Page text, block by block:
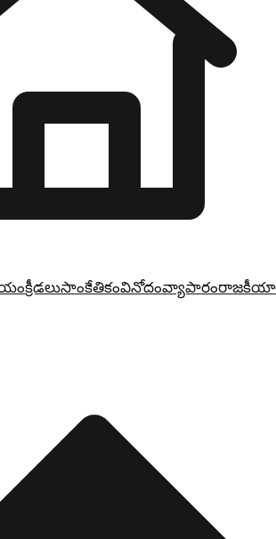
క్రీడలుసాంకేతికంవినోదంవ్యాపారం